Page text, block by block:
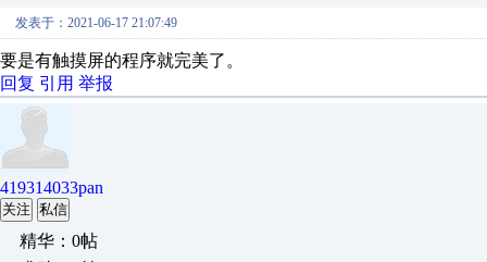
发表于：2021-06-17 21:07:49
要是有触摸屏的程序就完美了。
回复 引用 举报
419314033pan
关注 私信
精华：0帖